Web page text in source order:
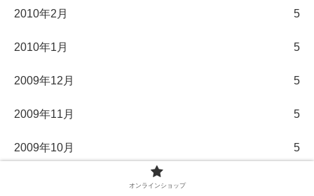
2010年2月 5
2010年1月 5
2009年12月 5
2009年11月 5
2009年10月 5
オンラインショップ